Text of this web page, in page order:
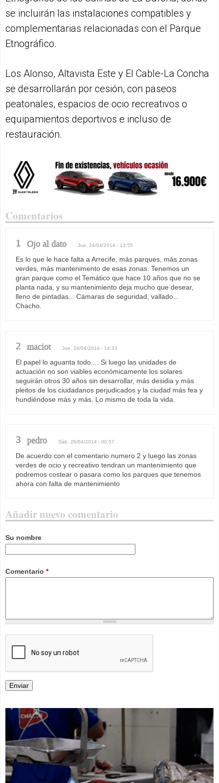
se incluirán las instalaciones compatibles y
complementarias relacionadas con el Parque
Etnográfico.
Los Alonso, Altavista Este y El Cable-La Concha
se desarrollarán por cesión, con paseos
peatonales, espacios de ocio recreativos o
equipamientos deportivos e incluso de
restauración.
Comentarios
1 Ojo al dato Jue, 24/04/2014 - 13:55
Es lo que le hace falta a Arrecife, más parques, más zonas
verdes, más mantenimento de esas zonas. Tenemos un
gran parque como el Temático que hace 10 años que no se
planta nada, y su mantenimiento deja mucho que desear,
lleno de pintadas... Cámaras de seguridad, vallado...
Chacho.
2 maciot Jue, 24/04/2014 - 14:33
El papel lo aguanta todo.... Si luego las unidades de
actuación no son viables económicamente los solares
seguirán otros 30 años sin desarrollar, más desidia y más
pleitos de los ciudadanos perjudicados y la ciudad más fea y
hundiéndose más y más. Lo mismo de toda la vida.
3 pedro Sáb, 26/04/2014 - 00:57
De acuerdo con el comentario numero 2 y luego las zonas
verdes de ocio y recreativo tendran un mantenimiento que
podremos costear o pasara como los parques que tenemos
ahora con falta de mantenimiento
Añadir nuevo comentario
Su nombre
Comentario *